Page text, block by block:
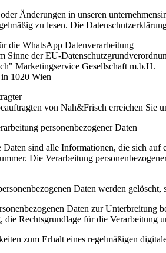
Änderungen in unseren
zu lesen. Die
die WhatsApp Datenverarbeitung
Sinne der EU-
Marketingservice Gesellschaft m.b.H.
1020 Wien
von Nah&Frisch erreichen Sie
personenbezogener Daten
Daten sind alle Informationen, die sich
Die Verarbeitung
Daten werden
Daten zur Unterbreitung
die Rechtsgrundlage für die Verarbeitung
zum Erhalt eines regelmäßigen